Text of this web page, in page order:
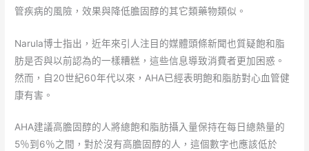
管疾病的風險，效果與降低膽固醇的其它類藥物類似。
Narula博士指出，近年來引人注目的媒體頭條新聞也質疑飽和脂
肪是否與以前認為的一樣糟糕，這些信息導致消費者更加困惑。
然而，自20世紀60年代以來，AHA已經表明飽和脂肪對心血管健
康有害。
AHA建議高膽固醇的人將總飽和脂肪攝入量保持在每日總熱量的
5％到6％之間，對於沒有高膽固醇的人，這個數字也應該低於